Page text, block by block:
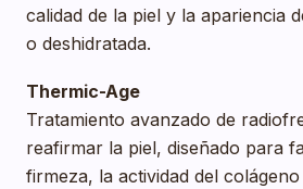
calidad de la piel y la apariencia
o deshidratada.
Thermic-Age
Tratamiento avanzado de
reafirmar la piel, diseñado para
firmeza, la actividad del